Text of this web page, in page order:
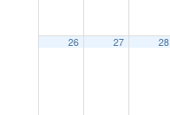
26 27 28